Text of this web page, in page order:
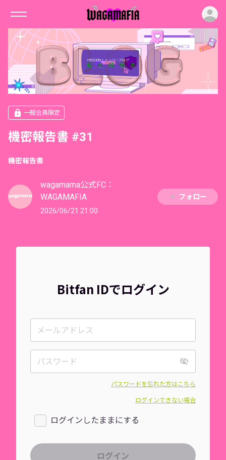
一般会員限定
機密報告書 #31
機密報告書
wagamama公式FC：
WAGAMAFIA
2026/06/21 21:00
フォロー
Bitfan IDでログイン
パスワードを忘れた方はこちら
ログインできない場合
ログインしたままにする